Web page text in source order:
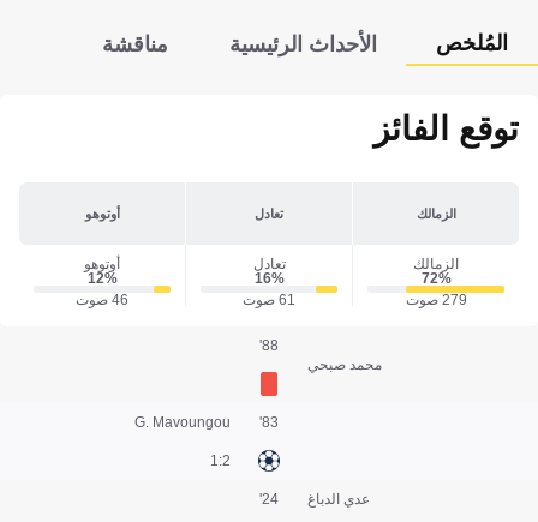
المُلخص الأحداث الرئيسية مناقشة
توقع الفائز
الزمالك تعادل أوتوهو
الزمالك
72‎%‎
279 صوت
تعادل
16‎%‎
61 صوت
أوتوهو
12‎%‎
46 صوت
محمد صبحي
88'
G. Mavoungou
2:1
83'
عدي الدباغ 24'